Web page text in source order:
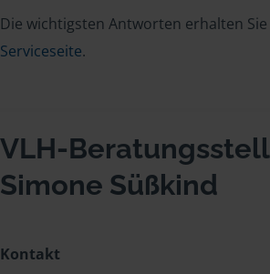
Die wichtigsten Antworten erhalten
Serviceseite.
VLH-
Simone Süßkind
Kontakt